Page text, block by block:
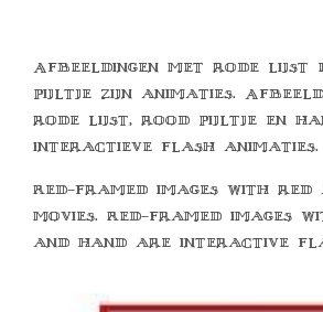
Afbeeldingen met rode lijst
pijltje zijn animaties.
rode lijst, rood pijltje en
interactieve flash animaties.
Red-framed images with
movies. Red-framed images
and hand are interactive